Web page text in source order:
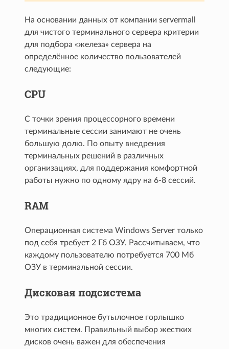
На основании данных от компании servermall
для чистого терминального сервера критерии
для подбора «железа» сервера на
определённое количество пользователей
следующие:
CPU
С точки зрения процессорного времени
терминальные сессии занимают не очень
большую долю. По опыту внедрения
терминальных решений в различных
организациях, для поддержания комфортной
работы нужно по одному ядру на 6-8 сессий.
RAM
Операционная система Windows Server только
под себя требует 2 Гб ОЗУ. Рассчитываем, что
каждому пользователю потребуется 700 Мб
ОЗУ в терминальной сессии.
Дисковая подсистема
Это традиционное бутылочное горлышко
многих систем. Правильный выбор жестких
дисков очень важен для обеспечения